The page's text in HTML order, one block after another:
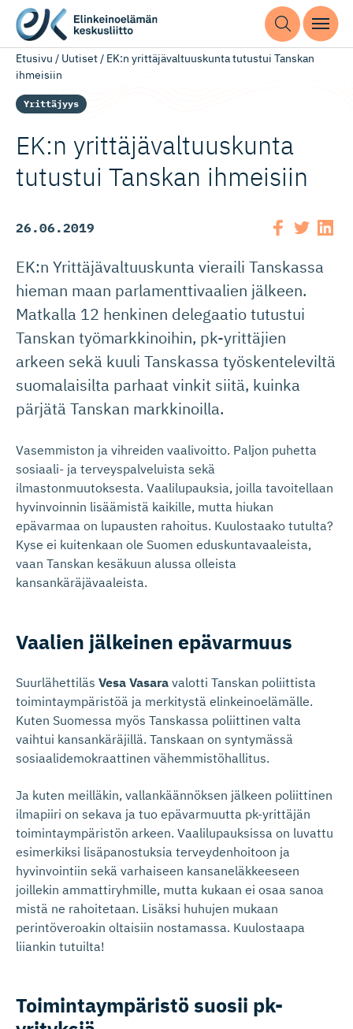
Etusivu / Uutiset/ EK:n yrittäjävaltuuskunta tutustui Tanskan
ihmeisiin
Yrittäjyys
EK:n yrittäjäval­tuuskunta
tutustui Tanskan ihmeisiin
26.06.2019
EK:n Yrittäjävaltuuskunta vieraili Tanskassa
hieman maan parlamenttivaalien jälkeen.
Matkalla 12 henkinen delegaatio tutustui
Tanskan työmarkkinoihin, pk-yrittäjien
arkeen sekä kuuli Tanskassa työskenteleviltä
suomalaisilta parhaat vinkit siitä, kuinka
pärjätä Tanskan markkinoilla.
Vasemmiston ja vihreiden vaalivoitto. Paljon puhetta
sosiaali- ja terveyspalveluista sekä
ilmastonmuutoksesta. Vaalilupauksia, joilla tavoitellaan
hyvinvoinnin lisäämistä kaikille, mutta hiukan
epävarmaa on lupausten rahoitus. Kuulostaako tutulta?
Kyse ei kuitenkaan ole Suomen eduskuntavaaleista,
vaan Tanskan kesäkuun alussa olleista
kansankäräjävaaleista.
Vaalien jälkeinen epävarmuus
Suurlähettiläs Vesa Vasara valotti Tanskan poliittista
toimintaympäristöä ja merkitystä elinkeinoelämälle.
Kuten Suomessa myös Tanskassa poliittinen valta
vaihtui kansankäräjillä. Tanskaan on syntymässä
sosiaalidemokraattinen vähemmistöhallitus.
Ja kuten meilläkin, vallankäännöksen jälkeen poliittinen
ilmapiiri on sekava ja tuo epävarmuutta pk-yrittäjän
toimintaympäristön arkeen. Vaalilupauksissa on luvattu
esimerkiksi lisäpanostuksia terveydenhoitoon ja
hyvinvointiin sekä varhaiseen kansaneläkkeeseen
joillekin ammattiryhmille, mutta kukaan ei osaa sanoa
mistä ne rahoitetaan. Lisäksi huhujen mukaan
perintöveroakin oltaisiin nostamassa. Kuulostaapa
liiankin tutuilta!
Toimintaym­päristö suosii pk-